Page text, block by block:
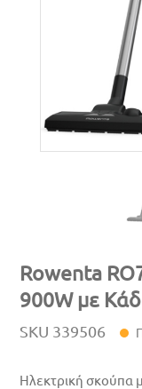
Rowenta
900W με
SKU 339506
Ηλεκτρική σκούπα